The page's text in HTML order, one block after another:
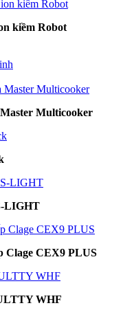
kiềm Robot
Multicooker
LIGHT
Clage CEX9 PLUS
WHF